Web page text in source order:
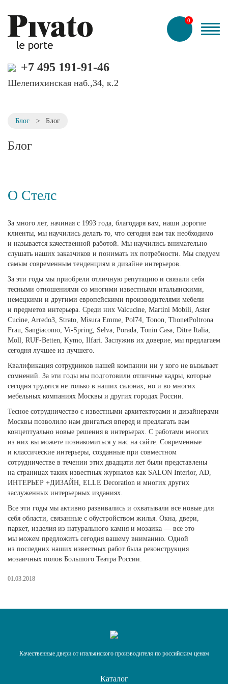
0
+7 495 191-91-46
Шелепихинская наб.,34, к.2
Блог > Блог
Блог
О Стелс
За много лет, начиная с 1993 года, благодаря вам, наши дорогие
клиенты, мы научились делать то, что сегодня вам так необходимо
и называется качественной работой. Мы научились внимательно
слушать наших заказчиков и понимать их потребности. Мы следуем
самым современным тенденциям в дизайне интерьеров.
За эти годы мы приобрели отличную репутацию и связали себя
тесными отношениями со многими известными итальянскими,
немецкими и другими европейскими производителями мебели
и предметов интерьера. Среди них Valcucine, Martini Mobili, Aster
Cucine, Arredo3, Strato, Misura Emme, Pol74, Tonon, ThonetPoltrona
Frau, Sangiacomo, Vi-Spring, Selva, Porada, Tonin Casa, Ditre Italia,
Moll, RUF-Betten, Kymo, Ilfari. Заслужив их доверие, мы предлагаем
сегодня лучшее из лучшего.
Квалификация сотрудников нашей компании ни у кого не вызывает
сомнений. За эти годы мы подготовили отличные кадры, которые
сегодня трудятся не только в наших салонах, но и во многих
мебельных компаниях Москвы и других городах России.
Тесное сотрудничество с известными архитекторами и дизайнерами
Москвы позволило нам двигаться вперед и предлагать вам
концептуально новые решения в интерьерах. С работами многих
из них вы можете познакомиться у нас на сайте. Современные
и классические интерьеры, созданные при совместном
сотрудничестве в течении этих двадцати лет были представлены
на страницах таких известных журналов как SALON Interior, AD,
ИНТЕРЬЕР +ДИЗАЙН, ELLE Decoration и многих других
заслуженных интерьерных изданиях.
Все эти годы мы активно развивались и охватывали все новые для
себя области, связанные с обустройством жилья. Окна, двери,
паркет, изделия из натурального камня и мозаика — все это
мы можем предложить сегодня вашему вниманию. Одной
из последних наших известных работ была реконструкция
мозаичных полов Большого Театра России.
01.03.2018
Качественные двери от итальянского производителя по российским ценам
Каталог